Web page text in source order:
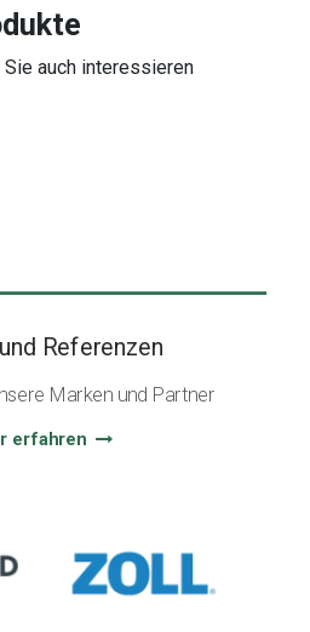
auch interessieren
Referenzen
Marken und Partner
erfahren